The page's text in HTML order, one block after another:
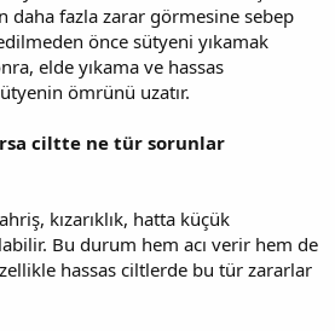
daha fazla zarar görmesine sebep
önce sütyeni yıkamak
elde yıkama ve hassas
ömrünü uzatır.
ciltte ne tür sorunlar
kızarıklık, hatta küçük
Bu durum hem acı verir hem de
hassas ciltlerde bu tür zararlar